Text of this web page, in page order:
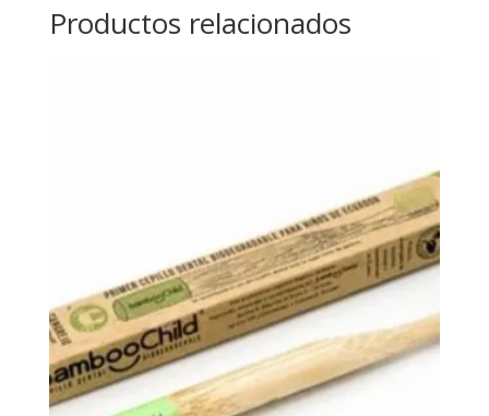
Productos relacionados